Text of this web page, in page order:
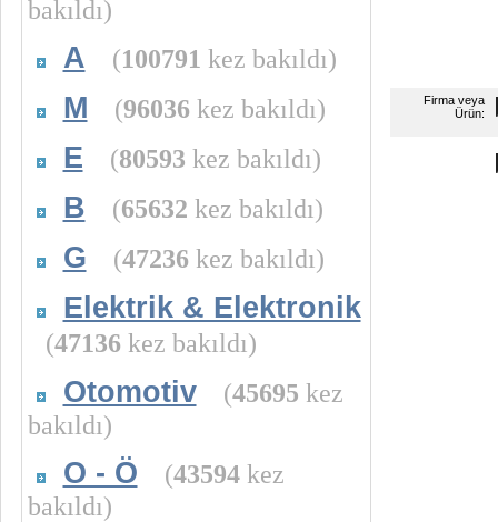
bakıldı)
A (100791 kez bakıldı)
M (96036 kez bakıldı)
E (80593 kez bakıldı)
B (65632 kez bakıldı)
G (47236 kez bakıldı)
Elektrik & Elektronik
(47136 kez bakıldı)
Otomotiv (45695 kez
bakıldı)
O - Ö (43594kez
bakıldı)
Firma veya
Ürün: